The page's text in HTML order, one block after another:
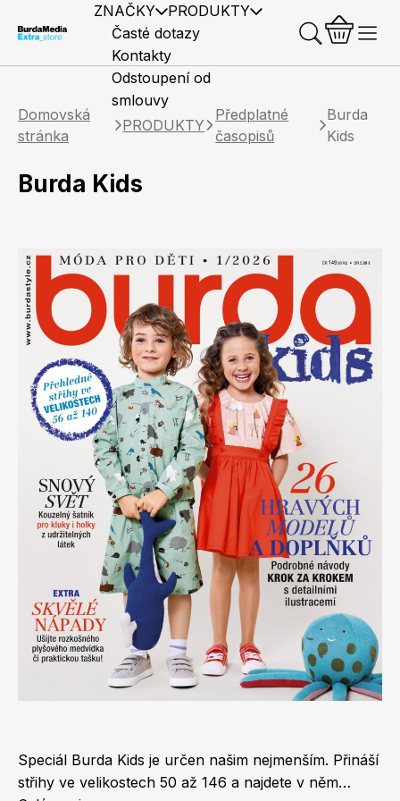
ZNAČKY PRODUKTY
Marianne
Apetit
Svět ženy
Elle Decoration
Marianne Bydlení
Marianne Venkov & styl
Knihy Merch
Časté dotazy
Kontakty
Odstoupení od
smlouvy
Domovská
stránka
PRODUKTY
Předplatné
časopisů
Burda
Kids
Burda Kids
Speciál Burda Kids je určen našim nejmenším. Přináší
střihy ve velikostech 50 až 146 a najdete v něm